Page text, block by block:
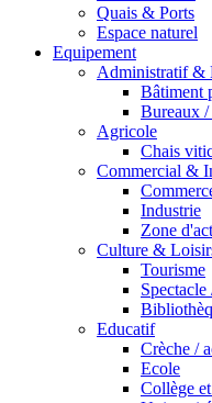
Quais & Ports
Espace naturel
Equipement
Administratif &
Bâtiment
Bureaux /
Agricole
Chais
Commercial &
Industrie
Zone
Culture &
Tourisme
Spectacle
Educatif
Crèche /
Ecole
Collège